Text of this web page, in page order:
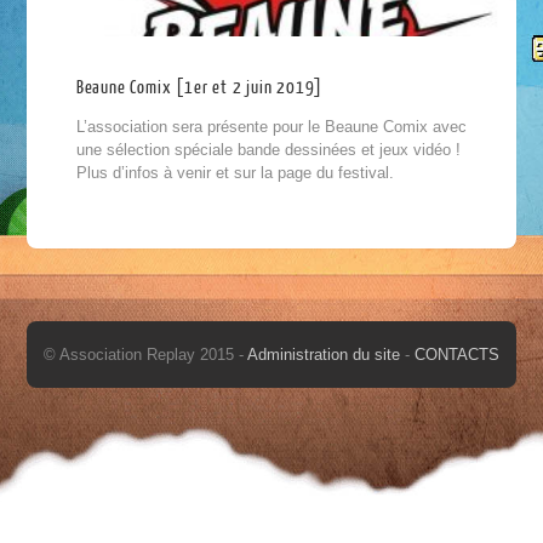
Beaune Comix [1er et 2 juin 2019]
L’association sera présente pour le Beaune Comix avec
une sélection spéciale bande dessinées et jeux vidéo !
Plus d’infos à venir et sur la page du festival.
© Association Replay 2015 - Administration du site - CONTACTS